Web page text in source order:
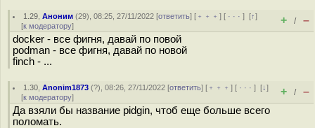
1.29 ,Аноним (29), 08:25, 27/11/2022 [ответить] [ ﹢﹢﹢] [ · · ·][↑]
[к модератору] + / –
docker - все фигня, давай по повой
podman - все фигня, давай по новой
finch - ...
1.30 ,Anonim1873 (?), 08:26, 27/11/2022 [ответить] [ ﹢﹢﹢] [ · · ·][↓]
[к модератору] + / –
Да взяли бы название pidgin, чтоб еще больше всего
поломать.